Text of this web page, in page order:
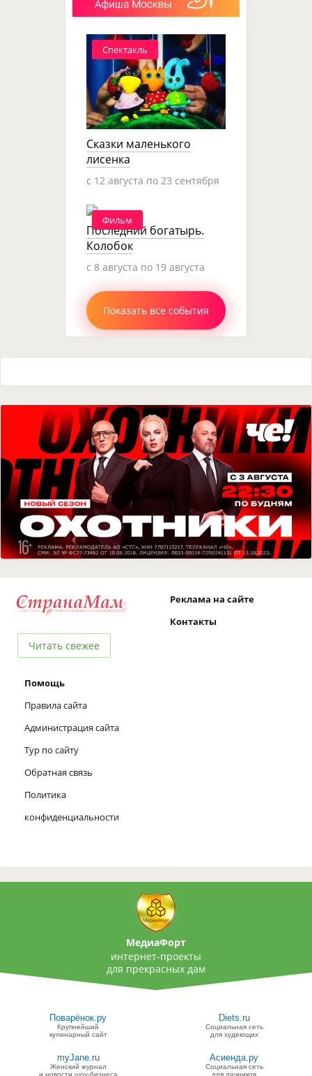
Спектакль
Сказки маленького
лисенка
c 12 августа по 23 сентября
Фильм
Последний богатырь.
Колобок
c 8 августа по 19 августа
Показать все события
Читать свежее
Реклама на сайте
Контакты
Помощь
Правила сайта
Администрация сайта
Тур по сайту
Обратная связь
Политика
конфиденциальности
МедиаФорт
интернет-проекты
для прекрасных дам
Поварёнок.ру
Крупнейший
кулинарный сайт
Diets.ru
Социальная сеть
для худеющих
myJane.ru
Женский журнал
и новости шоу-бизнеса
Асиенда.ру
Социальная сеть
для дачников